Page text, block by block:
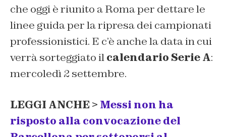
che oggi è riunito a Roma per dettare le
linee guida per la ripresa dei campionati
professionistici. E c’è anche la data in cui
verrà sorteggiato ilcalendario Serie A:
mercoledì 2 settembre.
LEGGI ANCHE > Messi non ha
risposto alla convocazione del